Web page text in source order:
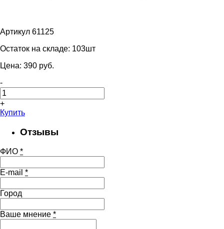
Артикул 61125
Остаток на складе: 103шт
Цена: 390 pуб.
-
+
Купить
Отзывы
ФИО *
E-mail *
Город
Ваше мнение *